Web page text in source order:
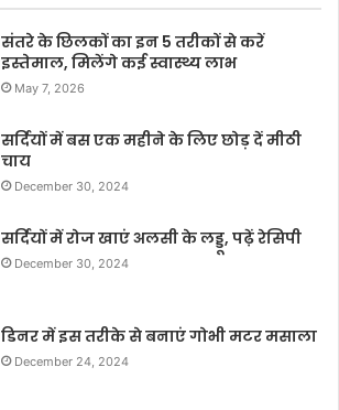
संतरे के छिलकों का इन 5 तरीकों से करें
इस्तेमाल, मिलेंगे कई स्वास्थ्य लाभ
May 7, 2026
सर्दियों में बस एक महीने के लिए छोड़ दें मीठी
चाय
December 30, 2024
सर्दियों में रोज खाएं अलसी के लड्डू, पढ़ें रेसिपी
December 30, 2024
डिनर में इस तरीके से बनाएं गोभी मटर मसाला
December 24, 2024